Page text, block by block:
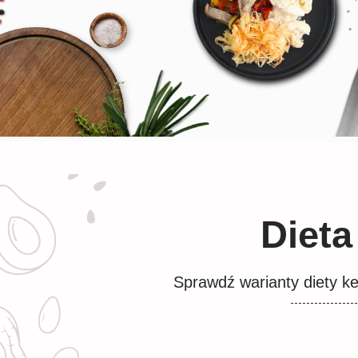
Sprawdź warianty diety